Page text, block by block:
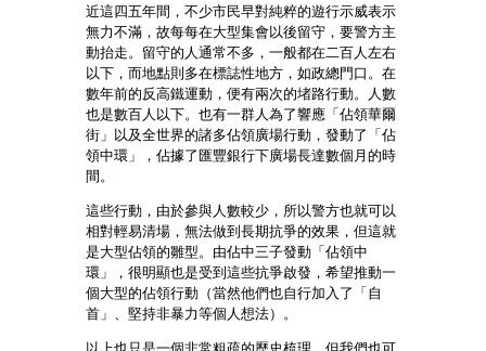
近這四五年間，不少市民早對純粹的遊行示威表示
無力不滿，故每每在大型集會以後留守，要警方主
動抬走。留守的人通常不多，一般都在二百人左右
以下，而地點則多在標誌性地方，如政總門口。在
數年前的反高鐵運動，便有兩次的堵路行動。人數
也是數百人以下。也有一群人為了響應「佔領華爾
街」以及全世界的諸多佔領廣場行動，發動了「佔
領中環」，佔據了匯豐銀行下廣場長達數個月的時
間。
這些行動，由於參與人數較少，所以警方也就可以
相對輕易清場，無法做到長期抗爭的效果，但這就
是大型佔領的雛型。由佔中三子發動「佔領中
環」，很明顯也是受到這些抗爭啟發，希望推動一
個大型的佔領行動（當然他們也自行加入了「自
首」、堅持非暴力等個人想法）。